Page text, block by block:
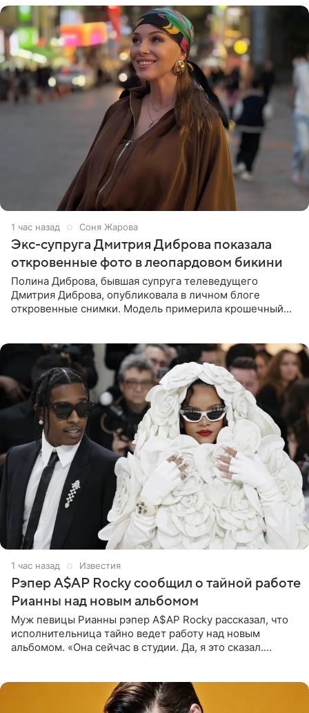
1 час назад Соня Жарова
Экс-супруга Дмитрия Диброва показала
откровенные фото в леопардовом бикини
Полина Диброва, бывшая супруга телеведущего
Дмитрия Диброва, опубликовала в личном блоге
откровенные снимки. Модель примерила крошечный
1 час назад Известия
Рэпер A$AP Rocky сообщил о тайной работе
Рианны над новым альбомом
Муж певицы Рианны рэпер A$AP Rocky рассказал, что
исполнительница тайно ведет работу над новым
альбомом. «Она сейчас в студии. Да, я это сказал.